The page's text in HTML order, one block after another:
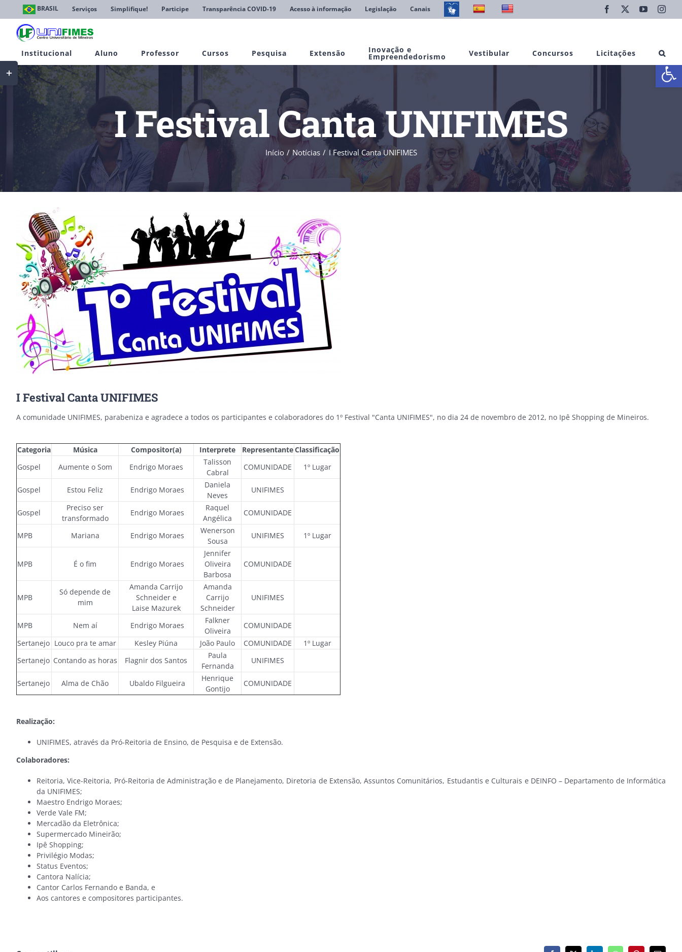
Abrir
conteúdo
BRASIL Serviços Simplifique! Participe Transparência COVID-19 Acesso à informação Legislação Canais Facebook YouTube
Institucional Aluno Professor Cursos Pesquisa Extensão Inovação e
Empreendedorismo Vestibular Concursos Licitações
I Festival Canta UNIFIMES
Início Notícias I Festival Canta UNIFIMES
Larger
Image
I Festival Canta UNIFIMES
A comunidade UNIFIMES, parabeniza e agradece a todos os participantes e colaboradores do 1º Festival "Canta UNIFIMES", no dia 24 de novembro de 2012, no Ipê Shopping de Mineiros.
Categoria Música Compositor(a) Interprete RepresentanteClassificação
Gospel
Aumente o Som Endrigo Moraes
Talisson
Cabral
COMUNIDADE 1º Lugar
Gospel Estou Feliz Endrigo Moraes
Daniela
Neves
UNIFIMES
Gospel
Preciso ser
transformado
Endrigo Moraes
Raquel
Angélica
COMUNIDADE
MPB Mariana Endrigo Moraes
Wenerson
Sousa
UNIFIMES 1º Lugar
MPB É o fim Endrigo Moraes
Jennifer
Oliveira
Barbosa
COMUNIDADE
MPB
Só depende de
mim
Amanda Carrijo
Schneider e
Laise Mazurek
Amanda
Carrijo
Schneider
UNIFIMES
MPB Nem aí Endrigo Moraes
Falkner
Oliveira
COMUNIDADE
Sertanejo Louco pra te amar Kesley Piúna João Paulo COMUNIDADE
1º Lugar
Sertanejo Contando as horas Flagnir dos Santos
Paula
Fernanda
UNIFIMES
Sertanejo Alma de Chão Ubaldo Filgueira
Henrique
Gontijo
COMUNIDADE
Realização:
UNIFIMES, através da Pró-Reitoria de Ensino, de Pesquisa e de Extensão.
Colaboradores:
Reitoria, Vice-Reitoria, Pró-Reitoria de Administração e de Planejamento, Diretoria de Extensão, Assuntos Comunitários, Estudantis e Culturais e DEINFO – Departamento de Informática
da UNIFIMES;
Maestro Endrigo Moraes;
Verde Vale FM;
Mercadão da Eletrônica;
Supermercado Mineirão;
Ipê Shopping;
Privilégio Modas;
Status Eventos;
Cantora Nalícia;
Cantor Carlos Fernando e Banda, e
Aos cantores e compositores participantes.
Toggle
Sliding
Bar